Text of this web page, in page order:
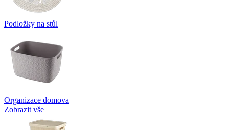
Podložky na stůl
Organizace domova
Zobrazit vše